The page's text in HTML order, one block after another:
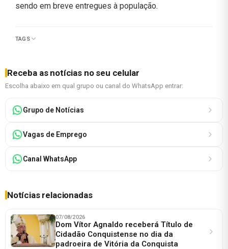
sendo em breve entregues à população.
TAGS
Receba as notícias no seu celular
Escolha abaixo em qual grupo ou canal do WhatsApp entrar:
Grupo de Notícias
Vagas de Emprego
Canal WhatsApp
Notícias relacionadas
07/08/2026
Dom Vítor Agnaldo receberá Título de
Cidadão Conquistense no dia da
padroeira de Vitória da Conquista